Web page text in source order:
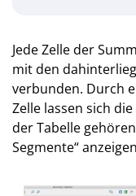
Jede Zelle der
mit den
verbunden. Durch
Zelle lassen sich
der Tabelle
Segmente“